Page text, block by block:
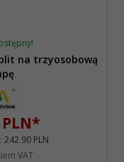
na trzyosobową
PLN*
242.90 PLN
VAT